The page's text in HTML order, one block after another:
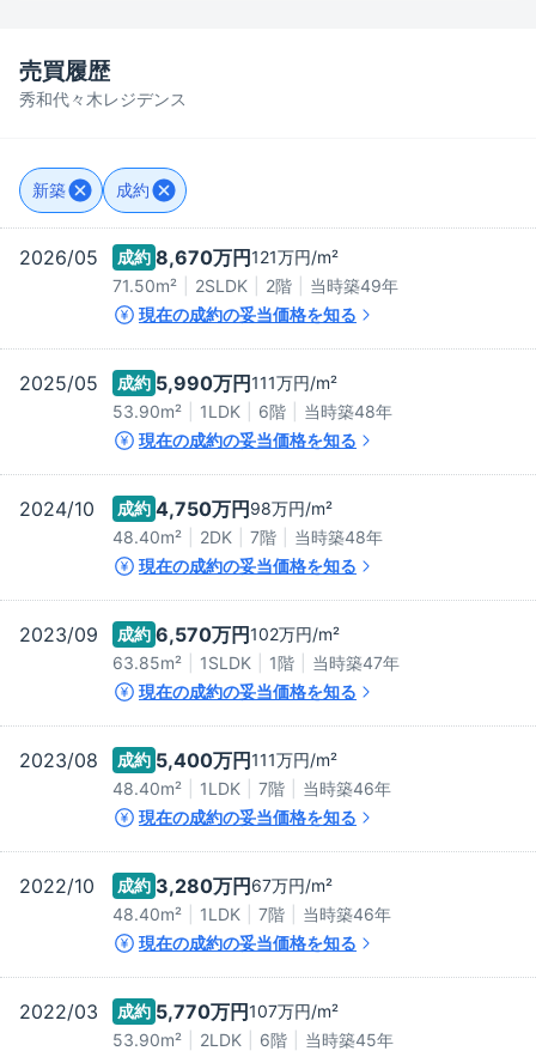
秀和代々木レジデンス
売買履歴
新築 成約
2026/05 成約 8,670万円121万円/m²
71.50m²
2SLDK 2階 当時築49年
現在の成約の妥当価格を知る
2025/05 成約 5,990万円111万円/m²
53.90m²
1LDK 6階 当時築48年
現在の成約の妥当価格を知る
2024/10 成約 4,750万円98万円/m²
48.40m²
2DK 7階 当時築48年
現在の成約の妥当価格を知る
2023/09 成約 6,570万円102万円/m²
63.85m²
1SLDK 1階 当時築47年
現在の成約の妥当価格を知る
2023/08 成約 5,400万円111万円/m²
48.40m²
1LDK 7階 当時築46年
現在の成約の妥当価格を知る
2022/10 成約 3,280万円67万円/m²
48.40m²
1LDK 7階 当時築46年
現在の成約の妥当価格を知る
2022/03 成約 5,770万円107万円/m²
53.90m²
2LDK 6階 当時築45年